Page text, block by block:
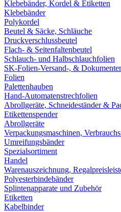
Klebebänder, Kordel & Etiketten
Klebebänder
Polykordel
Beutel & Säcke, Schläuche
Druckverschlussbeutel
Flach- & Seitenfaltenbeutel
Schlauch- und Halbschlauchfolien
SK-Folien-Versand-, &
Folien
Palettenhauben
Hand-Automatenstrechfolien
Abrollgeräte, Schneideständer &
Etikettenspender
Abrollgeräte
Verpackungsmaschinen,
Umreifungsbänder
Spezialsortiment
Handel
Warenauszeichnung,
Polyesterbindebänder
Splintenapparate und Zubehör
Etiketten
Kabelbinder